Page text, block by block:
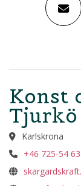
Konst
Tjurkö
Karlskrona
+46 725-54